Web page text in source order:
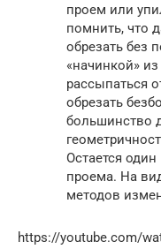
проем или
помнить, что
обрезать без
«начинкой»
рассыпаться
обрезать
большинство
Остается
проема. На
методов
https://youtube.com/